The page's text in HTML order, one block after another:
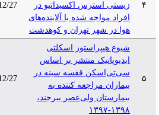
زیستی استرس اکسیداتیو در
افراد مواجه شده با آلاینده‌های
هوا در شهر تهران و کوهدشت
12/27
شیوع هیپراستوز اسکلتی
ایدیوپاتیک منتشر بر اساس
سی‌تی‌اسکن قفسه سینه در
بیماران مراجعه کننده به
بیمارستان ولی‌عصر بیرجند،
۱۳۹۸-۱۳۹۷
12/27